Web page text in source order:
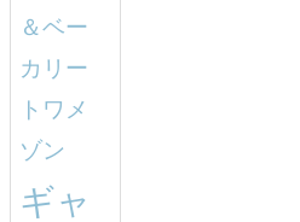
＆ベー
カリー
トワメ
ゾン
ギャ